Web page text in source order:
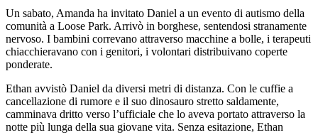
Un sabato, Amanda ha invitato Daniel a un evento di autismo della
comunità a Loose Park. Arrivò in borghese, sentendosi stranamente
nervoso. I bambini correvano attraverso macchine a bolle, i terapeuti
chiacchieravano con i genitori, i volontari distribuivano coperte
ponderate.
Ethan avvistò Daniel da diversi metri di distanza. Con le cuffie a
cancellazione di rumore e il suo dinosauro stretto saldamente,
camminava dritto verso l’ufficiale che lo aveva portato attraverso la
notte più lunga della sua giovane vita. Senza esitazione, Ethan